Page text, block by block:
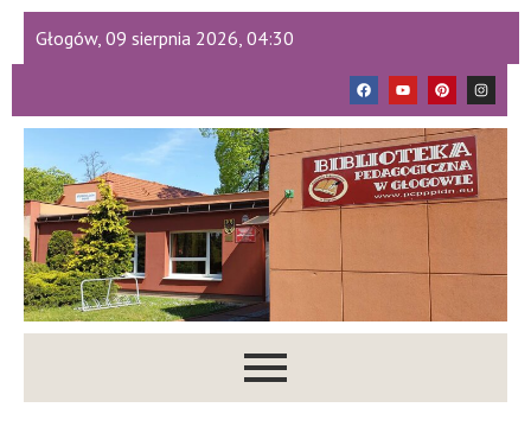
Głogów, 09 sierpnia 2026, 04:30